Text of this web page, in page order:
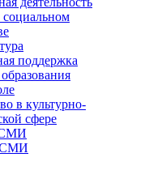
поддержка
в культурно-
сфере
СМИ
СМИ